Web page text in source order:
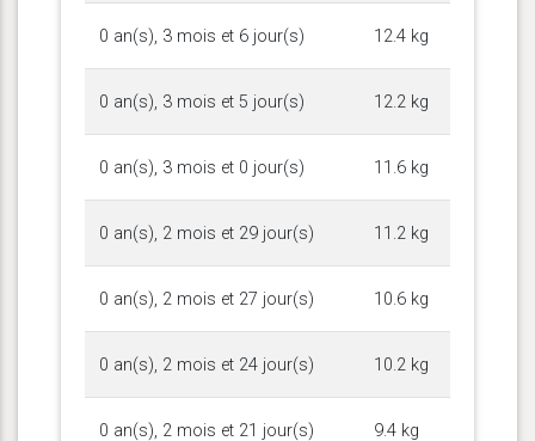
0 an(s), 3 mois et 6 jour(s) 12.4 kg
0 an(s), 3 mois et 5 jour(s) 12.2 kg
0 an(s), 3 mois et 0 jour(s) 11.6 kg
0 an(s), 2 mois et 29 jour(s) 11.2 kg
0 an(s), 2 mois et 27 jour(s) 10.6 kg
0 an(s), 2 mois et 24 jour(s) 10.2 kg
0 an(s), 2 mois et 21 jour(s) 9.4 kg